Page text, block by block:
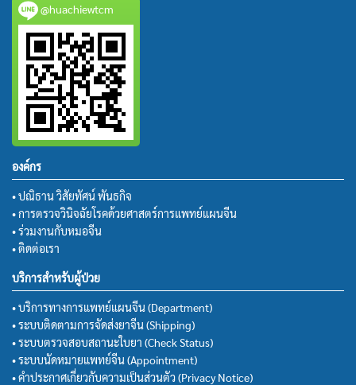
@huachiewtcm
องค์กร
• ปณิธาน วิสัยทัศน์ พันธกิจ
• การตรวจวินิจฉัยโรคด้วยศาสตร์การแพทย์แผนจีน
• ร่วมงานกับหมอจีน
• ติดต่อเรา
บริการสำหรับผู้ป่วย
• บริการทางการแพทย์แผนจีน (Department)
• ระบบติดตามการจัดส่งยาจีน (Shipping)
• ระบบตรวจสอบสถานะใบยา (Check Status)
• ระบบนัดหมายแพทย์จีน (Appointment)
• คำประกาศเกี่ยวกับความเป็นส่วนตัว (Privacy Notice)